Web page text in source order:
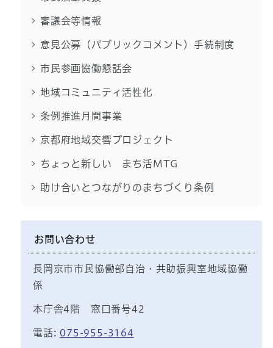
審議会等情報
意見公募（パブリックコメント）手続制度
市民参画協働懇話会
地域コミュニティ活性化
条例推進月間事業
京都府地域交響プロジェクト
ちょっと新しい まち活MTG
助け合いとつながりのまちづくり条例
お問い合わせ
長岡京市市民協働部自治・共助振興室地域協働
係
本庁舎4階 窓口番号42
電話: 075-955-3164